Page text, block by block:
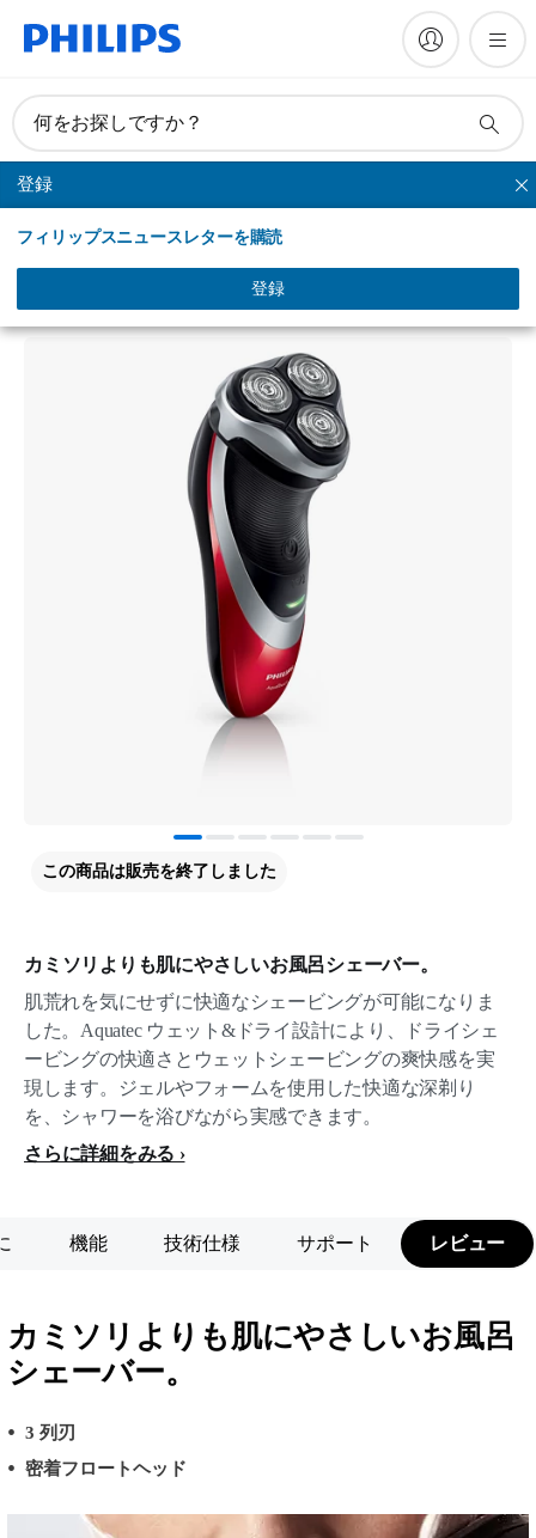
何をお探しですか？
登録
フィリップスニュースレターを購読
登録
AquaTouch シェーバー
ウェット＆ドライ電気シェーバー
カミソリよりも肌にやさしいお風呂シェーバー。
肌荒れを気にせずに快適なシェービングが可能になりま
した。Aquatec ウェット&ドライ設計により、ドライシェ
ービングの快適さとウェットシェービングの爽快感を実
現します。ジェルやフォームを使用した快適な深剃り
を、シャワーを浴びながら実感できます。
さらに詳細をみる
この商品は販売を終了しました
機能 技術仕様 サポート レビュー
カミソリよりも肌にやさしいお風呂
シェーバー。
3 列刃
密着フロートヘッド